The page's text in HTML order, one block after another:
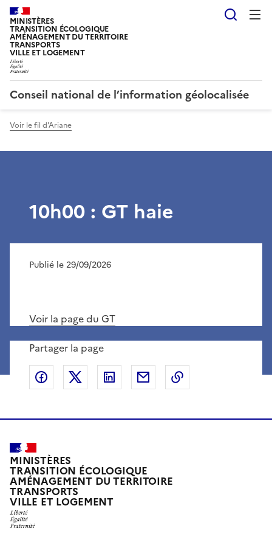
MINISTÈRES
TRANSITION ÉCOLOGIQUE
AMÉNAGEMENT DU TERRITOIRE
TRANSPORTS
VILLE ET LOGEMENT
Conseil national de l’information géolocalisée
Voir le fil d'Ariane
10h00 : GT haie
Publié le 29/09/2026
Voir la page du GT
Partager la page
Partager sur Facebook
Partager sur XPartager sur LinkedIn
Partager par email
Copier le lien
MINISTÈRES
TRANSITION ÉCOLOGIQUE
AMÉNAGEMENT DU TERRITOIRE
TRANSPORTS
VILLE ET LOGEMENT